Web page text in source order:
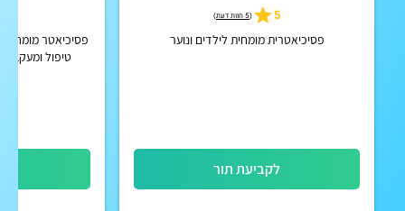
5
(5 חוות דעת )
פסיכיאטרית מומחית לילדים ונוער
לקביעת תור
פסיכיאטר מומחה
טיפול ומעקב